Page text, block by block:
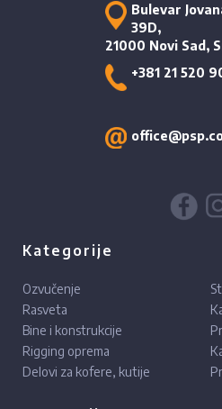
Bulevar
39D,
21000 Novi Sad,
+381 21 520
Kategorije
Ozvučenje
Rasveta
Bine i konstrukcije
Rigging oprema
Delovi za kofere, kutije